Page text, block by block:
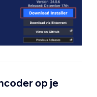
op je